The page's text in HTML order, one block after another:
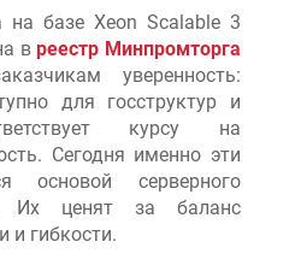
на базе Xeon Scalable 3
вреестр Минпромторга
уверенность:
для госструктур и
курсу на
Сегодня именно эти
основой серверного
Их ценят за баланс
и гибкости.